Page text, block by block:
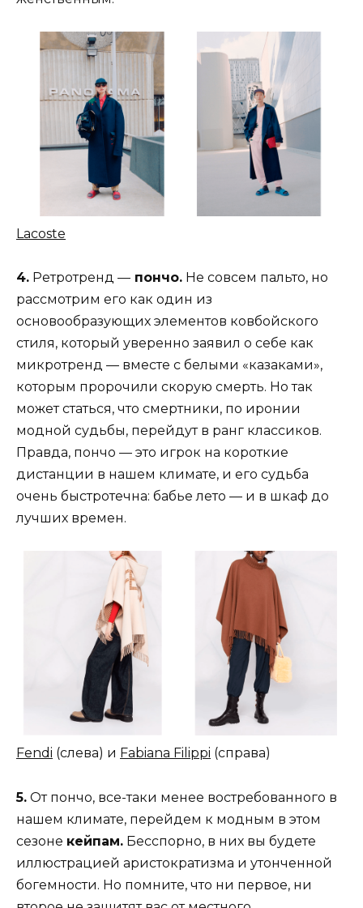
Lacoste
4. Ретротренд — пончо. Не совсем пальто, но
рассмотрим его как один из
основообразующих элементов ковбойского
стиля, который уверенно заявил о себе как
микротренд — вместе с белыми «казаками»,
которым пророчили скорую смерть. Но так
может статься, что смертники, по иронии
модной судьбы, перейдут в ранг классиков.
Правда, пончо — это игрок на короткие
дистанции в нашем климате, и его судьба
очень быстротечна: бабье лето — и в шкаф до
лучших времен.
Fendi (слева) и Fabiana Filippi (справа)
5. От пончо, все-таки менее востребованного в
нашем климате, перейдем к модным в этом
сезоне кейпам. Бесспорно, в них вы будете
иллюстрацией аристократизма и утонченной
богемности. Но помните, что ни первое, ни